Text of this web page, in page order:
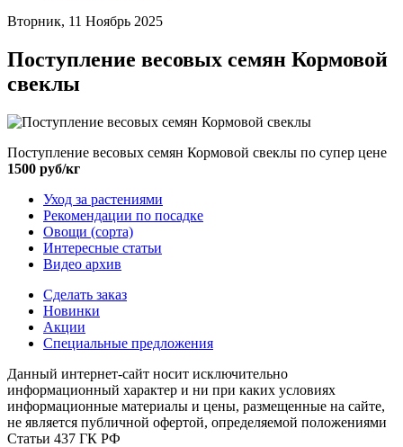
Вторник, 11 Ноябрь 2025
Поступление весовых семян Кормовой
свеклы
Поступление весовых семян Кормовой свеклы по супер цене
1500 руб/кг
Уход за растениями
Рекомендации по посадке
Овощи (сорта)
Интересные статьи
Видео архив
Сделать заказ
Новинки
Акции
Специальные предложения
Данный интернет-сайт носит исключительно
информационный характер и ни при каких условиях
информационные материалы и цены, размещенные на сайте,
не является публичной офертой, определяемой положениями
Статьи 437 ГК РФ